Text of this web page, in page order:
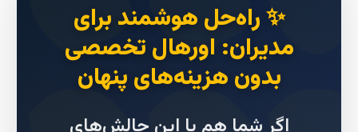
✨ راه‌حل هوشمند برای
مدیران: اورهال تخصصی
بدون هزینه‌های پنهان